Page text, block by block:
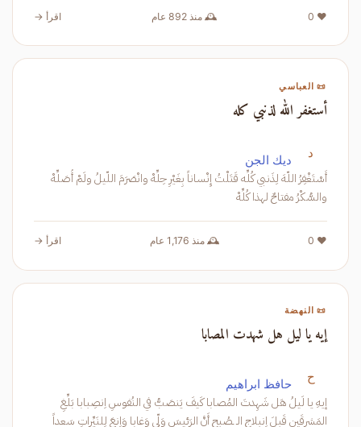
❤️ 0 🕰️ منذ 892 عام اقرأ →
📜 العباسي
أستغفر الله لذنبي كله
د ديك الجن
أَسْتَغْفِرُ اللّهَ لِذَنبي كُلِّه قَتَلْتُ إِنْساناً بِغَيْرِ حِلِّهْ وانْصَرَمَ اللّيلُ ولَمْ أُصَلِّهْ
والسُّكْرُ مفتاحٌ لهذا كُلِّهْ
❤️ 0 🕰️ منذ 1,176 عام اقرأ →
📜 النهضة
إيه يا ليل هل شهدت المصابا
ح حافظ ابراهيم
إيهِ يا لَيلُ هَل شَهِدتَ المُصابا كَيفَ يَنصَبُّ في النُفوسِ اِنصِبابا بَلِّغِ
المَشرِقَينِ قَبلَ اِنبِلاجِ الـ ـصُبحِ أَنَّ الرَئيسَ وَلّى وَغابا وَاِنعَ لِلنَيِّراتِ سَعداً